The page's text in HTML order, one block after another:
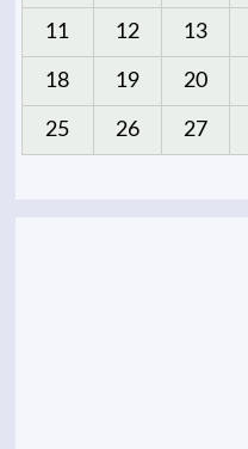
11 12 13
18 19 20
25 26 27